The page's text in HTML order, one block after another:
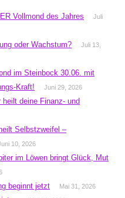
Vollmond des Jahres
Juli
oder Wachstum?
Juli 13,
im Steinbock 30.06. mit
Kraft!
Juni 29, 2026
deine Finanz- und
Selbstzweifel –
10, 2026
im Löwen bringt Glück, Mut
beginnt jetzt Mai 31, 2026